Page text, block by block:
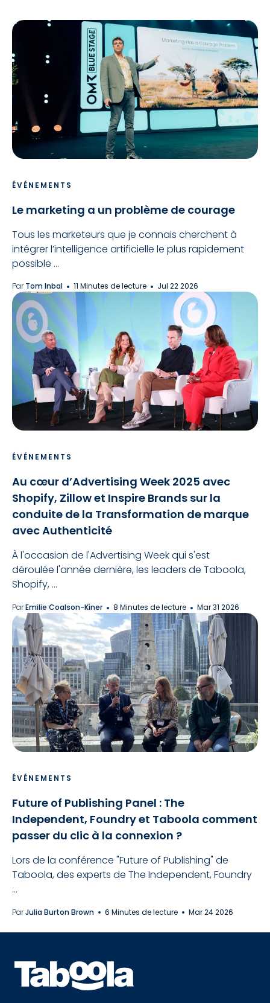
ÉVÉNEMENTS
Le marketing a un problème de courage
Tous les marketeurs que je connais cherchent à
intégrer l’intelligence artificielle le plus rapidement
possible ...
ParTom Inbal 11 Minutes de lecture Jul 22 2026
ÉVÉNEMENTS
Au cœur d’Advertising Week 2025 avec
Shopify, Zillow et Inspire Brands sur la
conduite de la Transformation de marque
avec Authenticité
À l'occasion de l'Advertising Week qui s'est
déroulée l'année dernière, les leaders de Taboola,
Shopify, ...
ParEmilie Coalson-Kiner 8 Minutes de lecture Mar 31 2026
ÉVÉNEMENTS
Future of Publishing Panel : The
Independent, Foundry et Taboola comment
passer du clic à la connexion ?
Lors de la conférence "Future of Publishing" de
Taboola, des experts de The Independent, Foundry
...
ParJulia Burton Brown 6 Minutes de lecture Mar 24 2026